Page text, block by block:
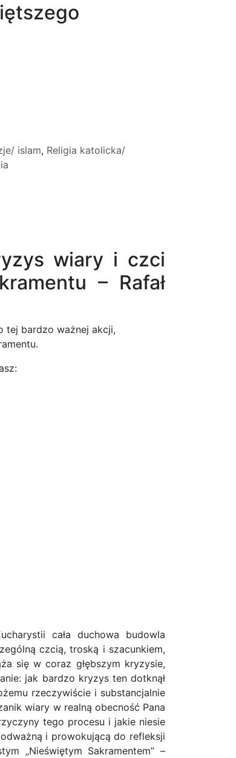
islam, Religia katolicka/
wiary i czci
– Rafał
tej bardzo ważnej akcji,
cała duchowa budowla
czcią, troską i szacunkiem,
się w coraz głębszym kryzysie,
jak bardzo kryzys ten dotknął
rzeczywiście i substancjalnie
wiary w realną obecność Pana
tego procesu i jakie niesie
i prowokującą do refleksji
„Nieświętym Sakramentem” –